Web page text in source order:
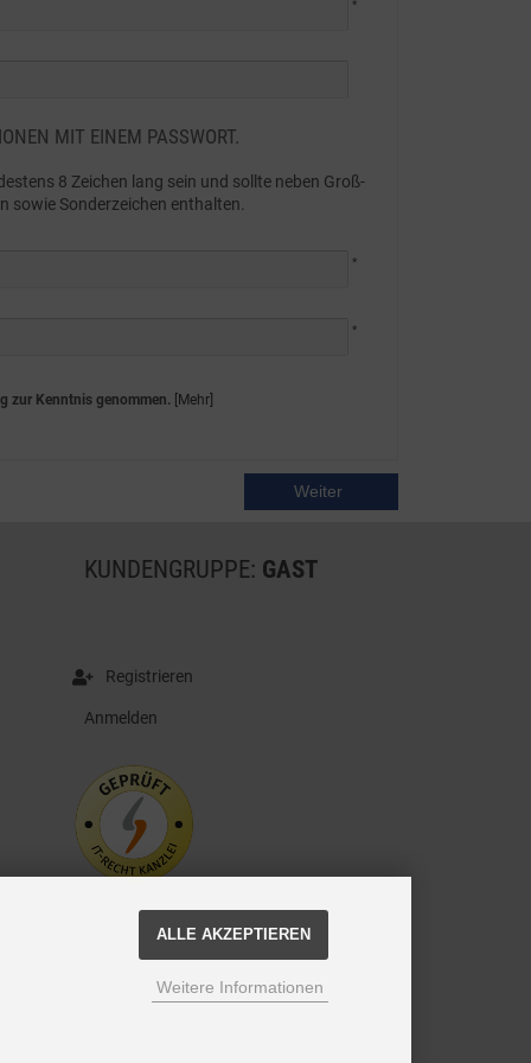
*
MIT EINEM PASSWORT.
8 Zeichen lang sein und sollte neben Groß-
sowie Sonderzeichen enthalten.
*
*
zur Kenntnis genommen. [Mehr]
Weiter
KUNDENGRUPPE: GAST
Registrieren
Anmelden
ALLE AKZEPTIEREN
Weitere Informationen